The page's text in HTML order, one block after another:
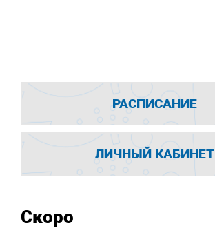
РАСПИСАНИЕ
ЛИЧНЫЙ КАБИНЕТ
Скоро